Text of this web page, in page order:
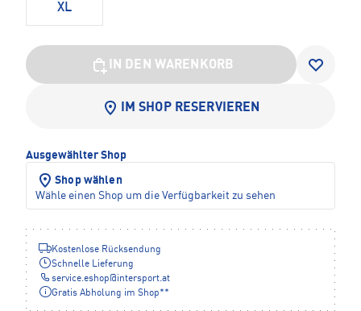
XL
IN DEN WARENKORB
IM SHOP RESERVIEREN
Ausgewählter Shop
Shop wählen
Wähle einen Shop um die Verfügbarkeit zu sehen
Kostenlose Rücksendung
Schnelle Lieferung
service.eshop@intersport.at
Gratis Abholung im Shop**